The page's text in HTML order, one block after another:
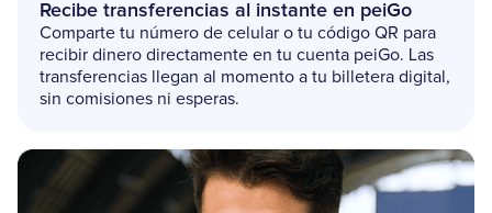
Recibe transferencias al instante en peiGo
Comparte tu número de celular o tu código QR para
recibir dinero directamente en tu cuenta peiGo. Las
transferencias llegan al momento a tu billetera digital,
sin comisiones ni esperas.